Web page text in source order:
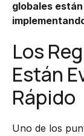
globales
Los
Están
Rápido
Uno de los